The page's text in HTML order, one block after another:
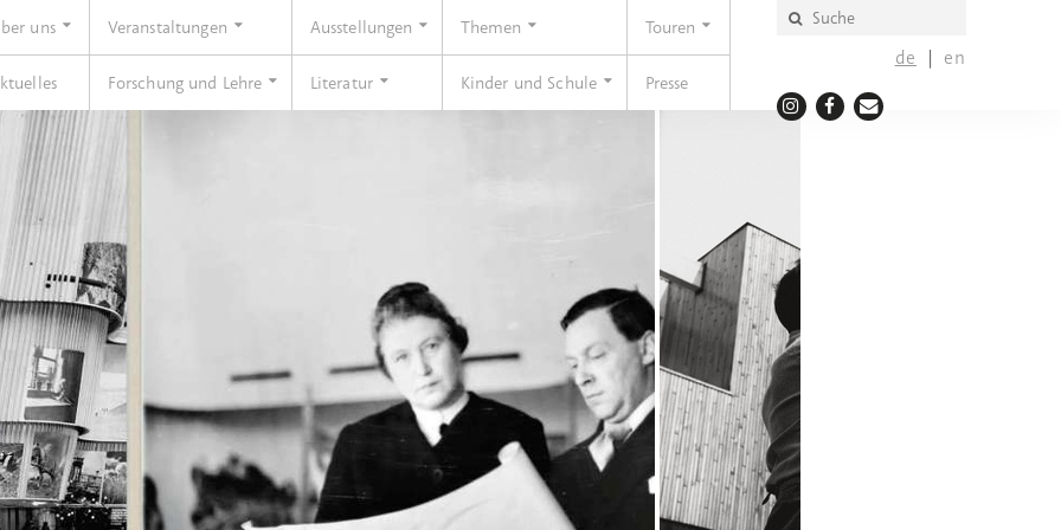
de en
uns Veranstaltungen Ausstellungen Themen Touren
Forschung und Lehre Literatur Kinder und Schule Presse